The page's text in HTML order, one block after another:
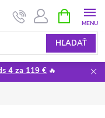
HĽADAŤ
KOŠÍK
4 za 119 € 🔥